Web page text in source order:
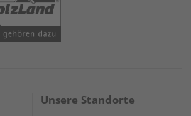
Unsere Standorte